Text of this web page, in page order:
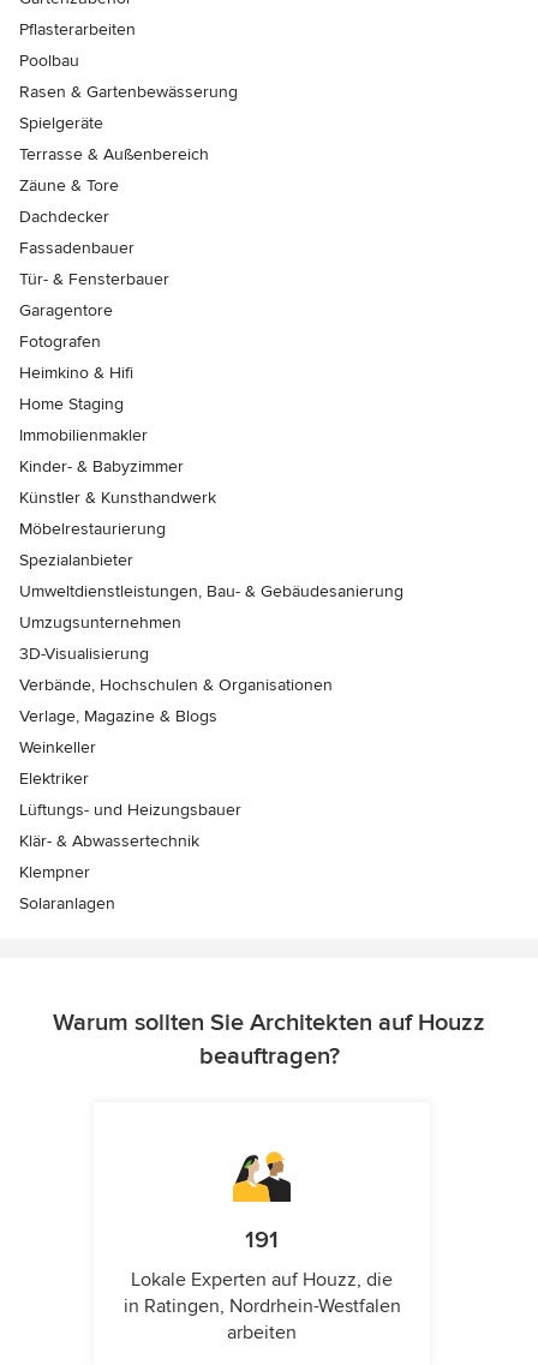
Pflasterarbeiten
Poolbau
Rasen & Gartenbewässerung
Spielgeräte
Terrasse & Außenbereich
Zäune & Tore
Dachdecker
Fassadenbauer
Tür- & Fensterbauer
Garagentore
Fotografen
Heimkino & Hifi
Home Staging
Immobilienmakler
Kinder- & Babyzimmer
Künstler & Kunsthandwerk
Möbelrestaurierung
Spezialanbieter
Umweltdienstleistungen, Bau- & Gebäudesanierung
Umzugsunternehmen
3D-Visualisierung
Verbände, Hochschulen & Organisationen
Verlage, Magazine & Blogs
Weinkeller
Elektriker
Lüftungs- und Heizungsbauer
Klär- & Abwassertechnik
Klempner
Solaranlagen
Warum sollten Sie Architekten auf Houzz
beauftragen?
191
Lokale Experten auf Houzz, die
in Ratingen, Nordrhein-Westfalen
arbeiten